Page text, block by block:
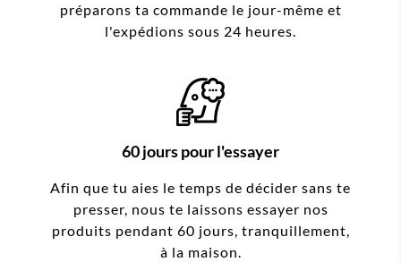
préparons ta commande le jour-même et
l'expédions sous 24 heures.
60 jours pour l'essayer
Afin que tu aies le temps de décider sans te
presser, nous te laissons essayer nos
produits pendant 60 jours, tranquillement,
à la maison.